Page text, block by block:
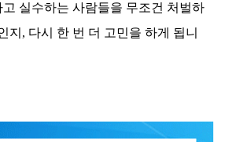
실수하는 사람들을 무조건 처벌하
지 , 다시 한 번 더 고민을 하게 됩니